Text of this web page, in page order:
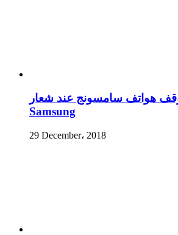
هواتف سامسونج عند شعار
Samsung
29 December، 2018